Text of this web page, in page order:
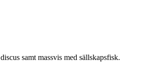
samt massvis med sällskapsfisk.